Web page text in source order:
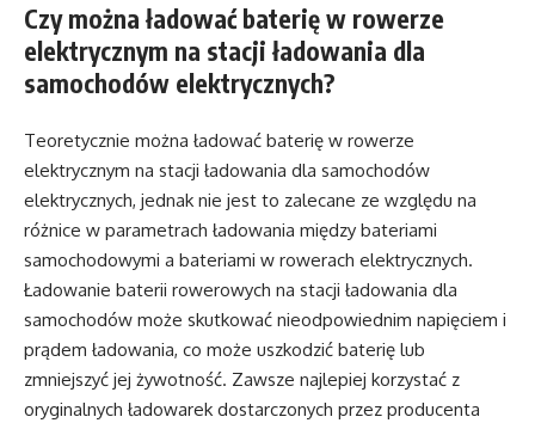
Czy można ładować baterię w rowerze
elektrycznym na stacji ładowania dla
samochodów elektrycznych?
Teoretycznie można ładować baterię w rowerze
elektrycznym na stacji ładowania dla samochodów
elektrycznych, jednak nie jest to zalecane ze względu na
różnice w parametrach ładowania między bateriami
samochodowymi a bateriami w rowerach elektrycznych.
Ładowanie baterii rowerowych na stacji ładowania dla
samochodów może skutkować nieodpowiednim napięciem i
prądem ładowania, co może uszkodzić baterię lub
zmniejszyć jej żywotność. Zawsze najlepiej korzystać z
oryginalnych ładowarek dostarczonych przez producenta